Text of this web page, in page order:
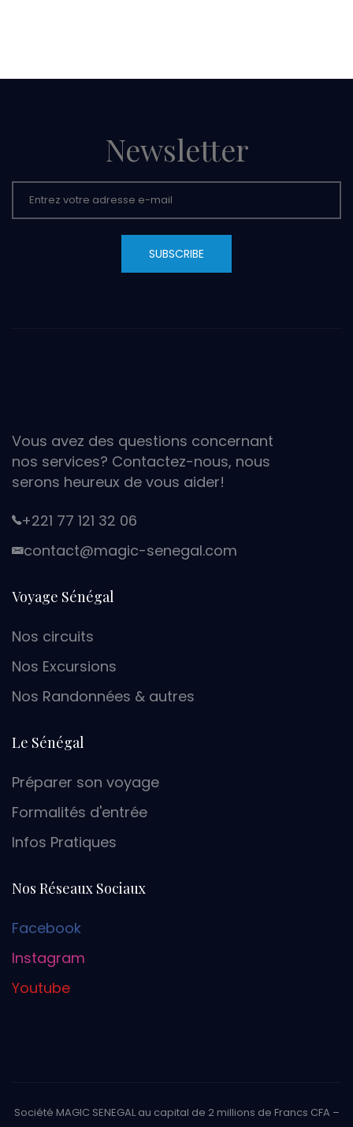
Newsletter
SUBSCRIBE
Vous avez des questions concernant
nos services? Contactez-nous, nous
serons heureux de vous aider!
+221 77 121 32 06
moc.lagenes-cigam@tcatnoc
Voyage Sénégal
Nos circuits
Nos Excursions
Nos Randonnées & autres
Le Sénégal
Préparer son voyage
Formalités d'entrée
Infos Pratiques
Nos Réseaux Sociaux
Facebook
Instagram
Youtube
Société MAGIC SENEGAL au capital de 2 millions de Francs CFA –